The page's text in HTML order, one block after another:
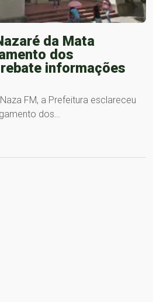
da Mata
dos
informações
FM, a Prefeitura esclareceu
dos…